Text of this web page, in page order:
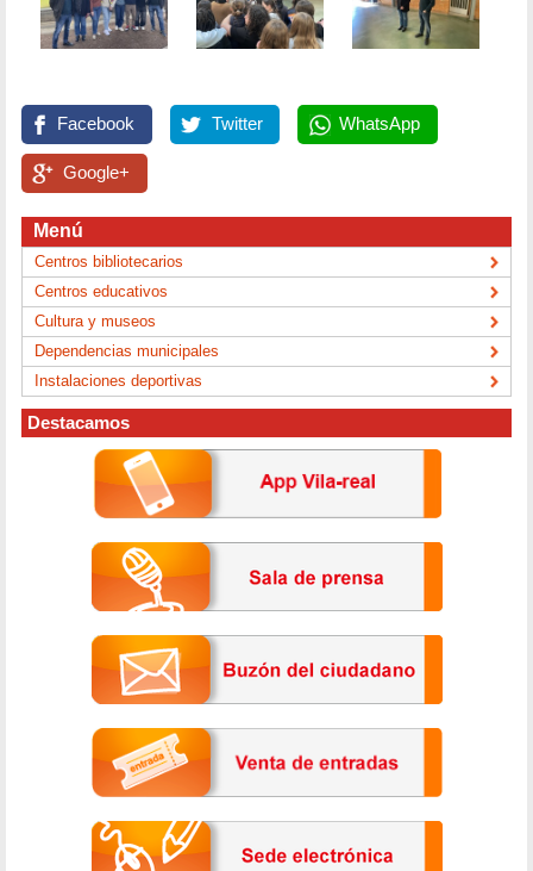
Facebook Twitter WhatsApp
Google+
Menú
Centros bibliotecarios
Centros educativos
Cultura y museos
Dependencias municipales
Instalaciones deportivas
Destacamos